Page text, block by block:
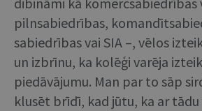
pilnsabiedrības,
sabiedrības vai SIA –, vēlos
un izbrīnu, ka kolēģi varēja
piedāvājumu. Man par to sāp
klusēt brīdī, kad jūtu, ka ar